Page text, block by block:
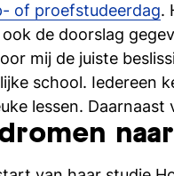
of proefstudeerdag.
de doorslag
mij de juiste
school. Iedereen
lessen.